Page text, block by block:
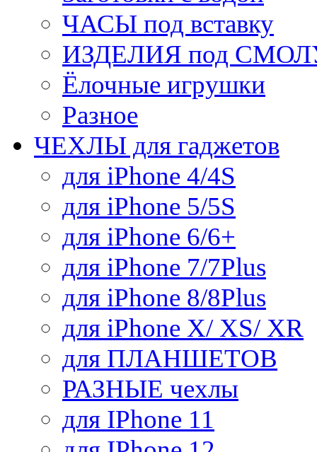
ЧАСЫ под вставку
ИЗДЕЛИЯ под
Ёлочные игрушки
Разное
ЧЕХЛЫ для гаджетов
для iPhone 4/4S
для iPhone 5/5S
для iPhone 6/6+
для iPhone 7/7Plus
для iPhone 8/8Plus
для iPhone X/ XS/ XR
для ПЛАНШЕТОВ
РАЗНЫЕ чехлы
для IPhone 11